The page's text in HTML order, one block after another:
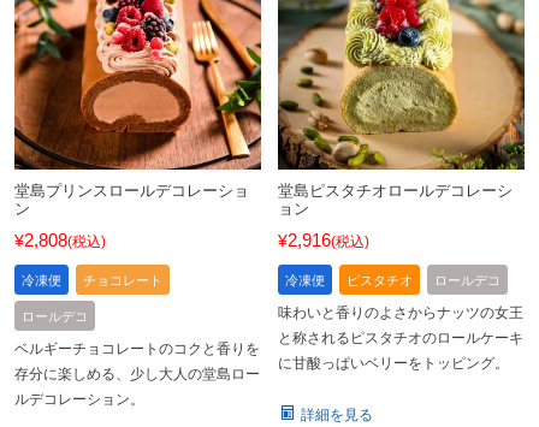
堂島プリンスロールデコレーショ
ン
¥2,808 税込
冷凍便 チョコレート
ロールデコ
ベルギーチョコレートのコクと香りを
存分に楽しめる、少し大人の堂島ロー
ルデコレーション。
堂島ピスタチオロールデコレーシ
ョン
¥2,916 税込
冷凍便 ピスタチオ ロールデコ
味わいと香りのよさからナッツの女王
と称されるピスタチオのロールケーキ
に甘酸っぱいベリーをトッピング。
詳細を見る